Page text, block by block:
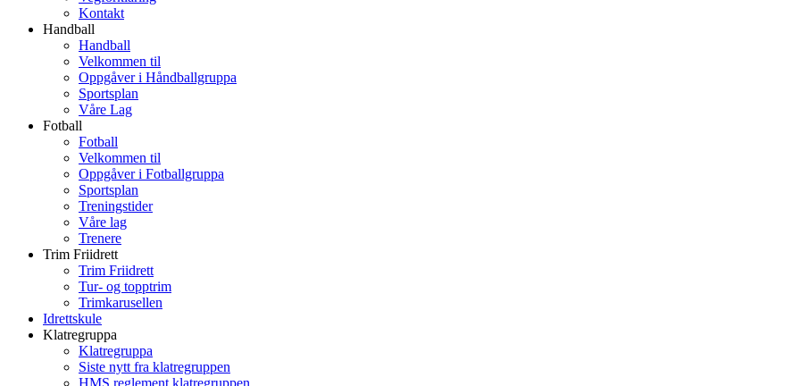
Kontakt
Handball
Handball
Velkommen til
Oppgåver i Håndballgruppa
Sportsplan
Våre Lag
Fotball
Fotball
Velkommen til
Oppgåver i Fotballgruppa
Sportsplan
Treningstider
Våre lag
Trenere
Trim Friidrett
Trim Friidrett
Tur- og topptrim
Trimkarusellen
Idrettskule
Klatregruppa
Klatregruppa
Siste nytt fra klatregruppen
HMS reglement klatregruppen